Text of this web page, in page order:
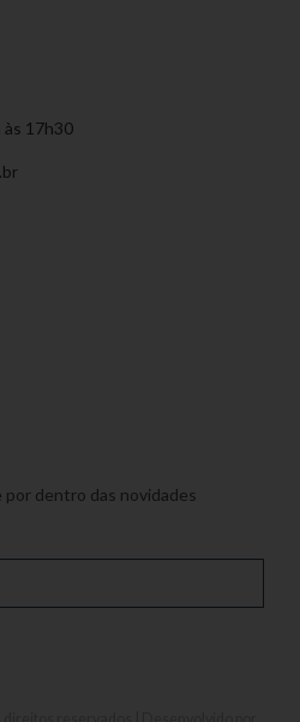
às 17h30
por dentro das novidades